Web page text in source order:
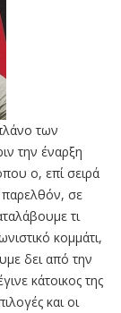
των
την έναρξη
ο, επί σειρά
παρελθόν, σε
τι
κομμάτι,
δει από την
κάτοικος της
και οι